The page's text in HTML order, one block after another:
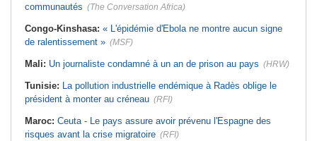
communautés (The Conversation Africa)
Congo-Kinshasa: « L'épidémie d'Ebola ne montre aucun signe
de ralentissement » (MSF)
Mali: Un journaliste condamné à un an de prison au pays (HRW)
Tunisie: La pollution industrielle endémique à Radès oblige le
président à monter au créneau (RFI)
Maroc: Ceuta - Le pays assure avoir prévenu l'Espagne des
risques avant la crise migratoire (RFI)